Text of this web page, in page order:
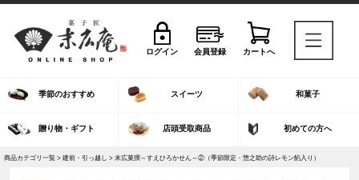
ログイン 会員登録 カートへ
季節のおすすめ スイーツ 和菓子
贈り物・ギフト 店頭受取商品 初めての方へ
商品カテゴリ一覧 > 建前・引っ越し > 末広菓撰～すえひろかせん～②（季節限定・惣之助の詩レモン餡入り）